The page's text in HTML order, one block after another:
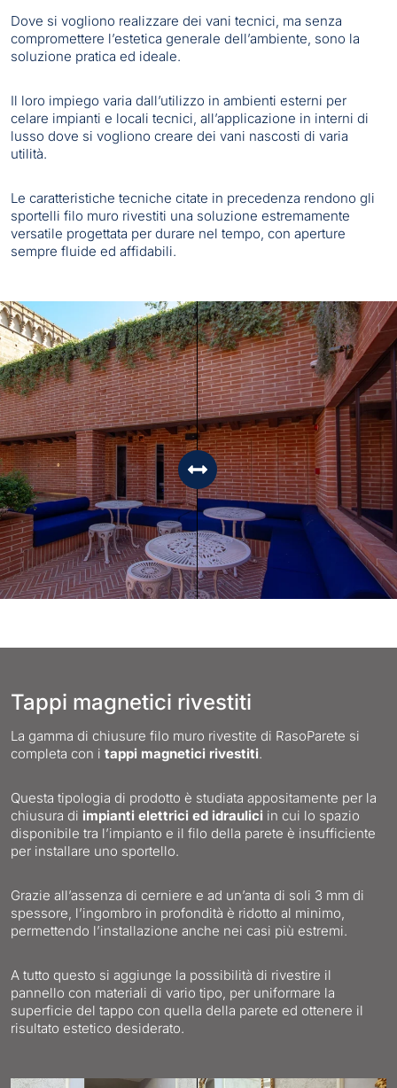
Dove si vogliono realizzare dei vani tecnici, ma senza
compromettere l’estetica generale dell’ambiente, sono la
soluzione pratica ed ideale.
Il loro impiego varia dall’utilizzo in ambienti esterni per
celare impianti e locali tecnici, all’applicazione in interni di
lusso dove si vogliono creare dei vani nascosti di varia
utilità.
Le caratteristiche tecniche citate in precedenza rendono gli
sportelli filo muro rivestiti una soluzione estremamente
versatile progettata per durare nel tempo, con aperture
sempre fluide ed affidabili.
Tappi magnetici rivestiti
La gamma di chiusure filo muro rivestite di RasoParete si
completa con i tappi magnetici rivestiti.
Questa tipologia di prodotto è studiata appositamente per la
chiusura di impianti elettrici ed idraulici in cui lo spazio
disponibile tra l’impianto e il filo della parete è insufficiente
per installare uno sportello.
Grazie all’assenza di cerniere e ad un’anta di soli 3 mm di
spessore, l’ingombro in profondità è ridotto al minimo,
permettendo l’installazione anche nei casi più estremi.
A tutto questo si aggiunge la possibilità di rivestire il
pannello con materiali di vario tipo, per uniformare la
superficie del tappo con quella della parete ed ottenere il
risultato estetico desiderato.